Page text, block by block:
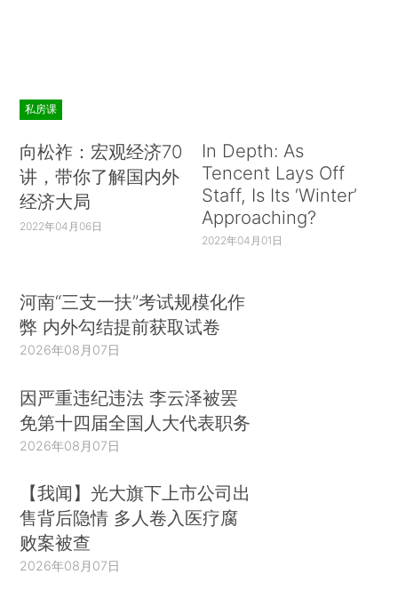
私房课
向松祚：宏观经济70
讲，带你了解国内外
经济大局
2022年04月06日
In Depth: As
Tencent Lays Off
Staff, Is Its ‘Winter’
Approaching?
2022年04月01日
河南“三支一扶”考试规模化作
弊 内外勾结提前获取试卷
2026年08月07日
因严重违纪违法 李云泽被罢
免第十四届全国人大代表职务
2026年08月07日
【我闻】光大旗下上市公司出
售背后隐情 多人卷入医疗腐
败案被查
2026年08月07日